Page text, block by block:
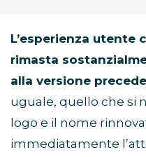
L’esperienza utente
rimasta
alla versione
uguale, quello che si
logo e il nome
immediatamente